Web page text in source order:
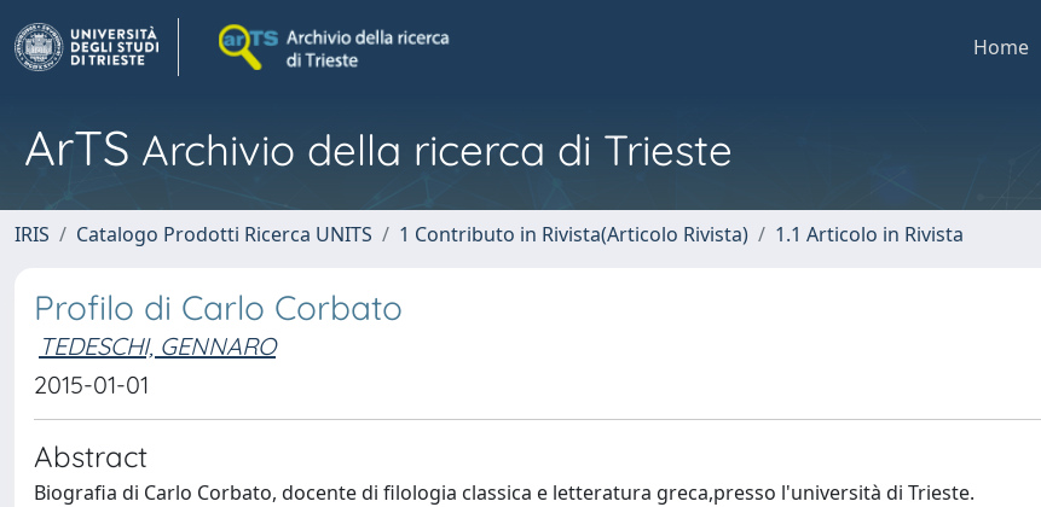
Home
ArTS Archivio della ricerca di Trieste
IRIS Catalogo Prodotti Ricerca UNITS 1 Contributo in Rivista(Articolo Rivista) 1.1 Articolo in Rivista
Profilo di Carlo Corbato
TEDESCHI, GENNARO
2015-01-01
Abstract
Biografia di Carlo Corbato, docente di filologia classica e letteratura greca,presso l'università di Trieste.